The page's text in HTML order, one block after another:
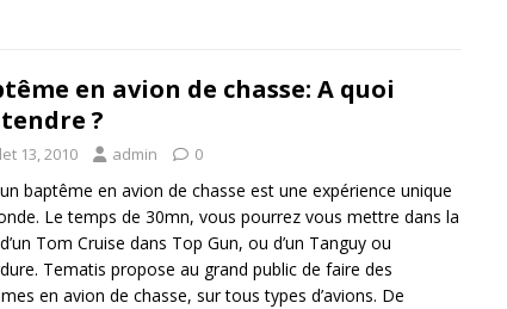
en avion de chasse: A quoi
?
13, 2010 admin 0
baptême en avion de chasse est une expérience unique
Le temps de 30mn, vous pourrez vous mettre dans la
Tom Cruise dans Top Gun, ou d’un Tanguy ou
Tematis propose au grand public de faire des
en avion de chasse, sur tous types d’avions. De